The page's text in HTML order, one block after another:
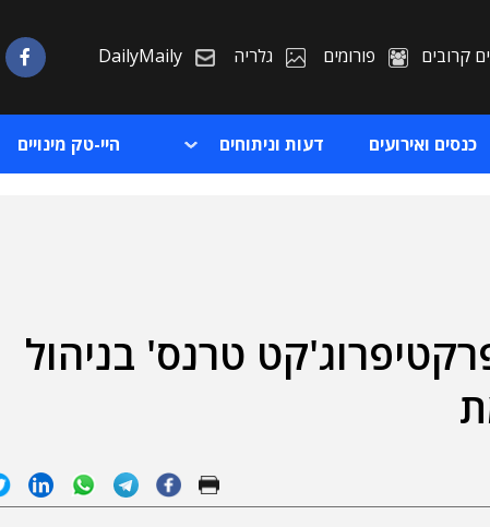
קרובים פורומים גלריה DailyMaily
כנסים ואירועים דעות וניתוחים היי-טק מינויים
טרנס' בניהול